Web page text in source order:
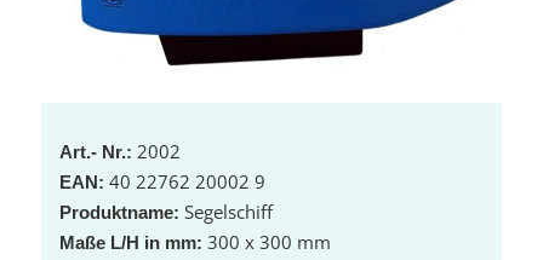
Art.- Nr.: 2002
EAN: 40 22762 20002 9
Produktname: Segelschiff
Maße L/H in mm: 300 x 300 mm